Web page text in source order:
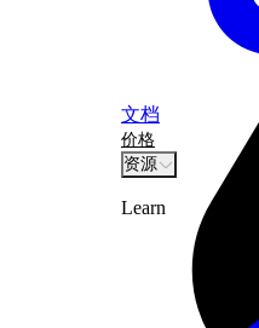
文档
价格
资源
Learn